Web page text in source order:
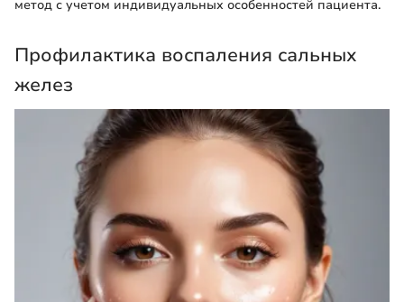
метод с учетом индивидуальных особенностей пациента.
Профилактика воспаления сальных
желез